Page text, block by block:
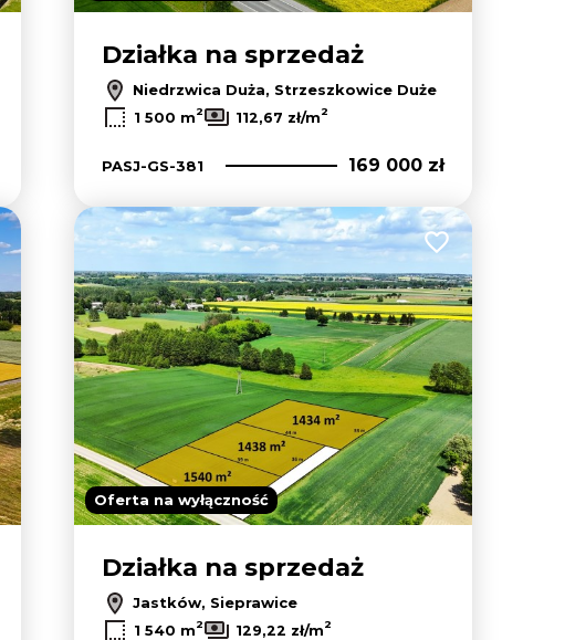
Działka na sprzedaż
Niedrzwica Duża, Strzeszkowice Duże
1 500 m2 112,67 zł/m2
PASJ-GS-381 169 000 zł
do ulubionych
Oferta na wyłączność
Dodaj do
Działka na sprzedaż
Jastków, Sieprawice
1 540 m2 129,22 zł/m2